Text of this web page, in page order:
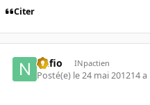
Citer
nufio INpactien
Posté(e) le 24 mai 201214 a